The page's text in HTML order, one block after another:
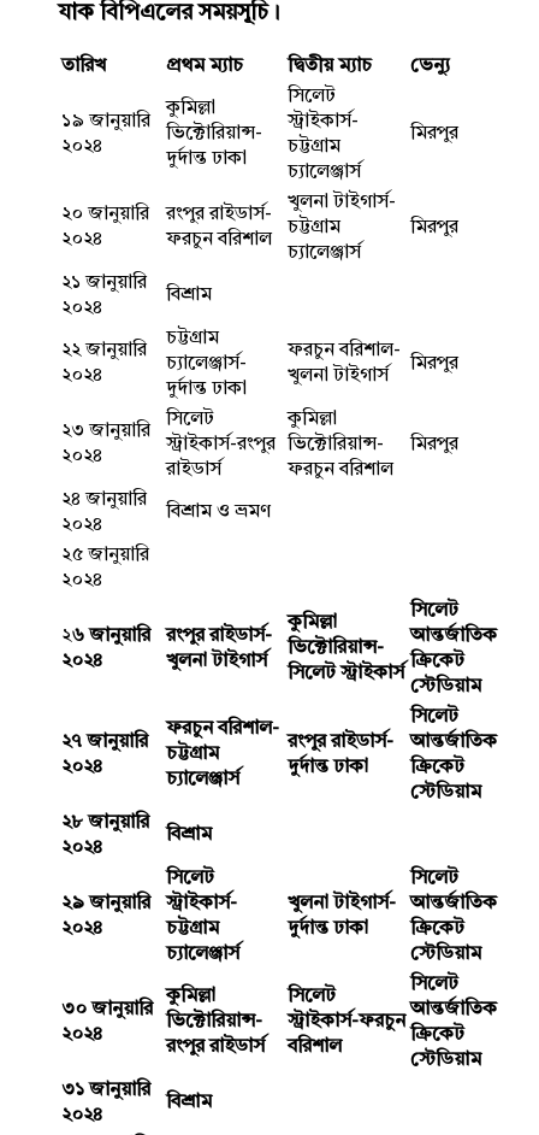
যাক বিপিএলের সময়সূচি।
তারিখ প্রথম ম্যাচ দ্বিতীয় ম্যাচ ভেন্যু
১৯ জানুয়ারি
২০২৪
কুমিল্লা
ভিক্টোরিয়ান্স-
দুর্দান্ত ঢাকা
সিলেট
স্ট্রাইকার্স-
চট্টগ্রাম
চ্যালেঞ্জার্স
মিরপুর
২০ জানুয়ারি
২০২৪
রংপুর রাইডার্স-
ফরচুন বরিশাল
খুলনা টাইগার্স-
চট্টগ্রাম
চ্যালেঞ্জার্স
মিরপুর
২১ জানুয়ারি
২০২৪
বিশ্রাম
২২ জানুয়ারি
২০২৪
চট্টগ্রাম
চ্যালেঞ্জার্স-
দুর্দান্ত ঢাকা
ফরচুন বরিশাল-
খুলনা টাইগার্স
মিরপুর
২৩ জানুয়ারি
২০২৪
সিলেট
স্ট্রাইকার্স-রংপুর
রাইডার্স
কুমিল্লা
ভিক্টোরিয়ান্স-
ফরচুন বরিশাল
মিরপুর
২৪ জানুয়ারি
২০২৪
বিশ্রাম ও ভ্রমণ
২৫ জানুয়ারি
২০২৪
২৬ জানুয়ারি
২০২৪
রংপুর রাইডার্স-
খুলনা টাইগার্স
কুমিল্লা
ভিক্টোরিয়ান্স-
সিলেট স্ট্রাইকার্স
সিলেট
আন্তর্জাতিক
ক্রিকেট
স্টেডিয়াম
২৭ জানুয়ারি
২০২৪
ফরচুন বরিশাল-
চট্টগ্রাম
চ্যালেঞ্জার্স
রংপুর রাইডার্স-
দুর্দান্ত ঢাকা
সিলেট
আন্তর্জাতিক
ক্রিকেট
স্টেডিয়াম
২৮ জানুয়ারি
২০২৪
বিশ্রাম
২৯ জানুয়ারি
২০২৪
সিলেট
স্ট্রাইকার্স-
চট্টগ্রাম
চ্যালেঞ্জার্স
খুলনা টাইগার্স-
দুর্দান্ত ঢাকা
সিলেট
আন্তর্জাতিক
ক্রিকেট
স্টেডিয়াম
৩০ জানুয়ারি
২০২৪
কুমিল্লা
ভিক্টোরিয়ান্স-
রংপুর রাইডার্স
সিলেট
স্ট্রাইকার্স-ফরচুন
বরিশাল
সিলেট
আন্তর্জাতিক
ক্রিকেট
স্টেডিয়াম
৩১ জানুয়ারি
২০২৪
বিশ্রাম